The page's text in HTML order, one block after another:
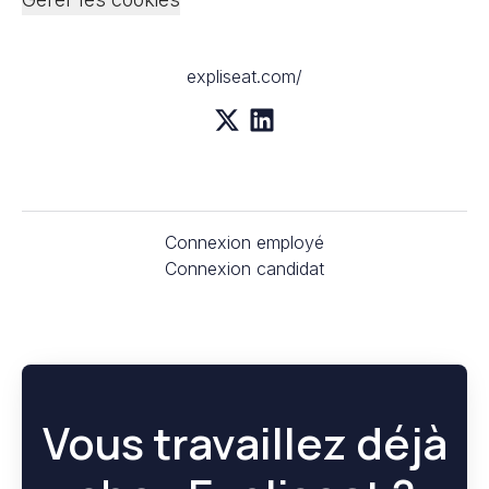
expliseat.com/
Connexion employé
Connexion candidat
Vous travaillez déjà